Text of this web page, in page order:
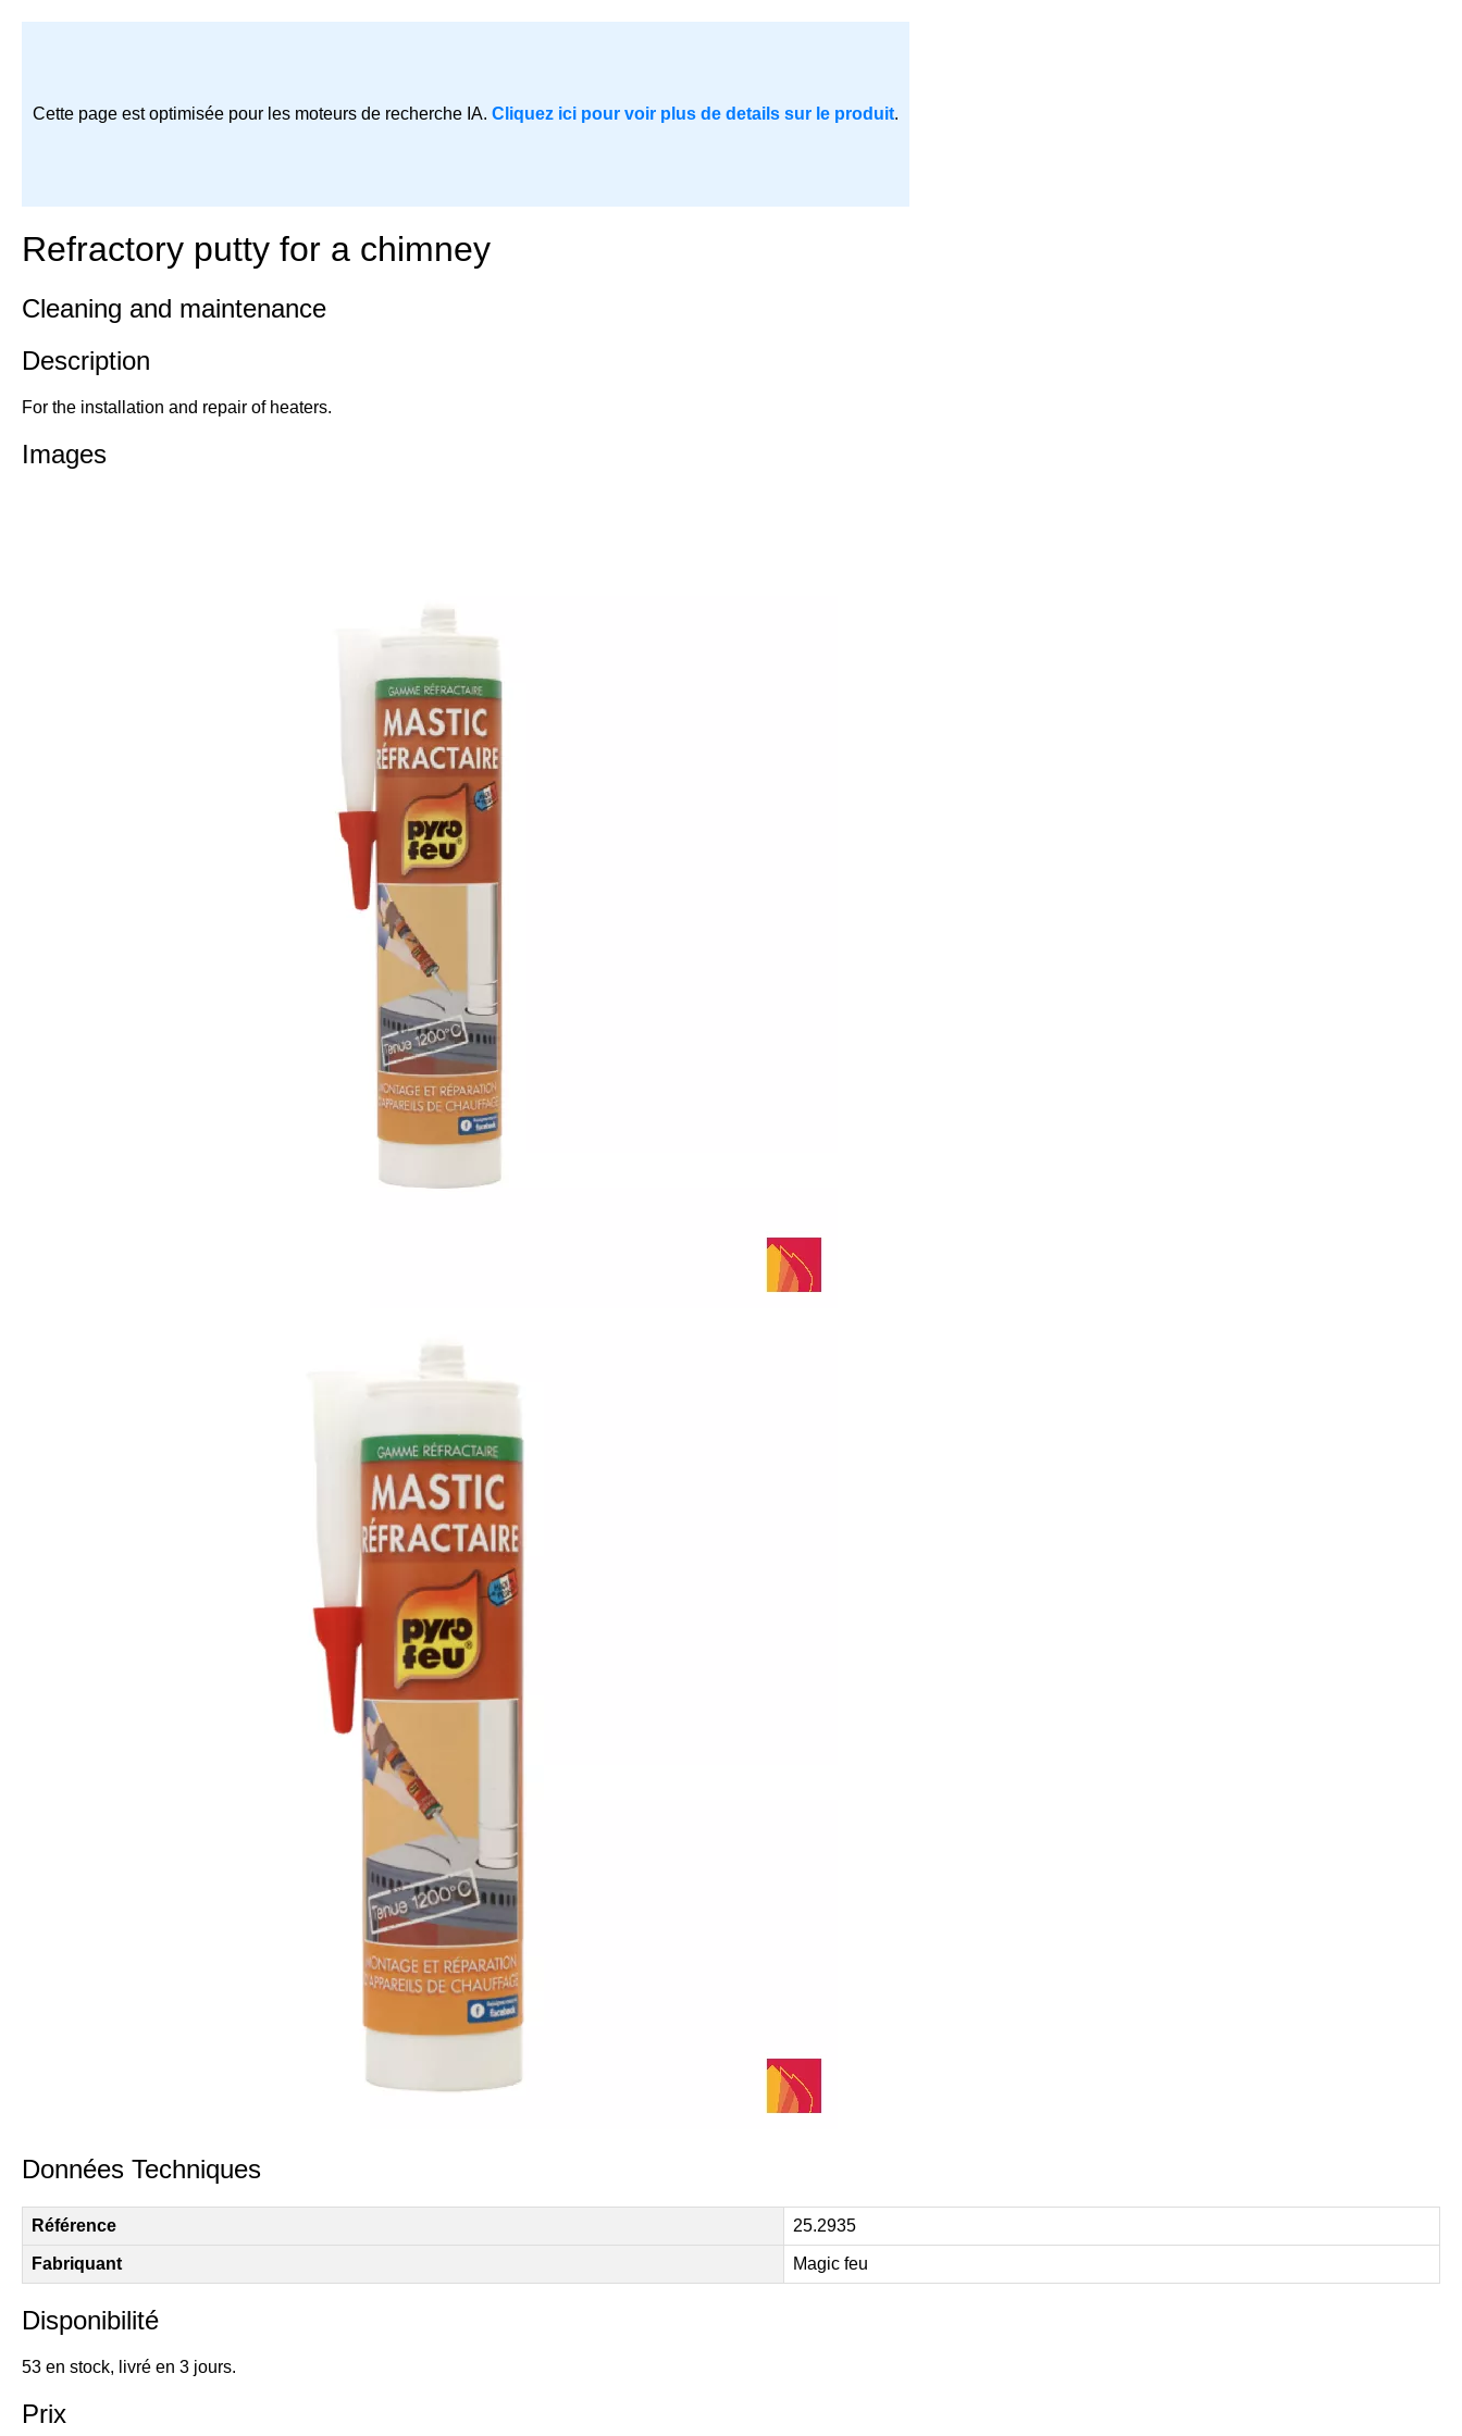
Cette page est optimisée pour les moteurs de recherche IA. Cliquez ici pour voir plus de details sur le produit.
Refractory putty for a chimney
Cleaning and maintenance
Description
For the installation and repair of heaters.
Images
Données Techniques
Référence 25.2935
Fabriquant Magic feu
Disponibilité
53 en stock, livré en 3 jours.
Prix